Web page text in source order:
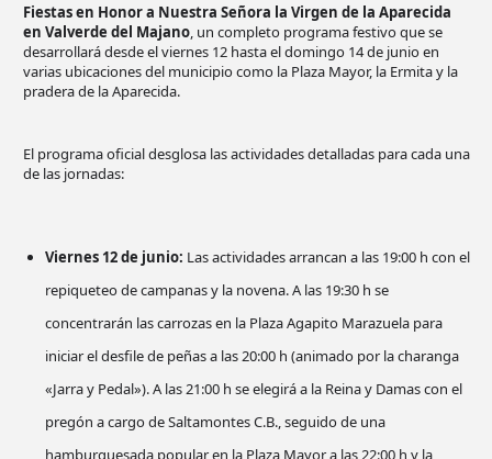
Fiestas en Honor a Nuestra Señora la Virgen de la Aparecida
en Valverde del Majano, un completo programa festivo que se
desarrollará desde el viernes 12 hasta el domingo 14 de junio en
varias ubicaciones del municipio como la Plaza Mayor, la Ermita y la
pradera de la Aparecida.
El programa oficial desglosa las actividades detalladas para cada una
de las jornadas:
Viernes 12 de junio: Las actividades arrancan a las 19:00 h con el
repiqueteo de campanas y la novena. A las 19:30 h se
concentrarán las carrozas en la Plaza Agapito Marazuela para
iniciar el desfile de peñas a las 20:00 h (animado por la charanga
«Jarra y Pedal»). A las 21:00 h se elegirá a la Reina y Damas con el
pregón a cargo de Saltamontes C.B., seguido de una
hamburguesada popular en la Plaza Mayor a las 22:00 h y la